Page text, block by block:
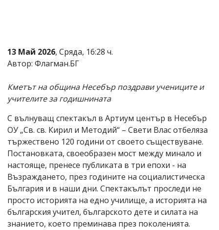
от
читателите
не
носи
за
Ако
откриете
обиден
вас
коментар,
моля
сигнализирайте
ни!
13 Май 2026, Сряда, 16:28 ч.
Автор: Флагман.БГ
Кметът на община Несебър поздрави учениците и
учителите за годишнината
С вълнуващ спектакъл в Артиум център в Несебър
ОУ „Св. св. Кирил и Методий“ – Свети Влас отбеляза
тържествено 120 години от своето съществуване.
Постановката, своеобразен мост между минало и
настояще, пренесе публиката в три епохи - на
Възраждането, през годините на социалистическа
България и в наши дни. Спектакълът проследи не
просто историята на едно училище, а историята на
българския учител, българското дете и силата на
знанието, което преминава през поколенията.